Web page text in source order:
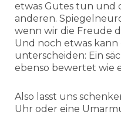
etwas Gutes tun und
anderen.
wenn wir die Freude
Und noch etwas kann
unterscheiden: Ein
ebenso bewertet wie
Also lasst uns
Uhr oder eine